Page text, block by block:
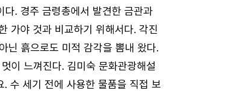
. 경주 금령총에서 발견한 금관과
가야 것과 비교하기 위해서다. 각진
닌 흙으로도 미적 감각을 뽐내 왔다.
이 느껴진다. 김미숙 문화관광해설
수 세기 전에 사용한 물품을 직접 보